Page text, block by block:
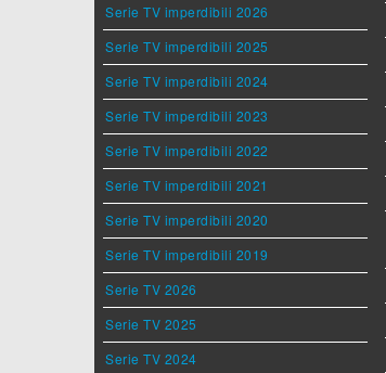
Serie TV imperdibili 2026
Serie TV imperdibili 2025
Serie TV imperdibili 2024
Serie TV imperdibili 2023
Serie TV imperdibili 2022
Serie TV imperdibili 2021
Serie TV imperdibili 2020
Serie TV imperdibili 2019
Serie TV 2026
Serie TV 2025
Serie TV 2024